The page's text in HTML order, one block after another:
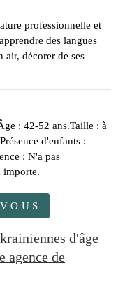
professionnelle et
des langues
air, décorer de ses
: 42-52 ans.Taille : à
d'enfants :
: N'a pas
importe.
d'âge
agence de